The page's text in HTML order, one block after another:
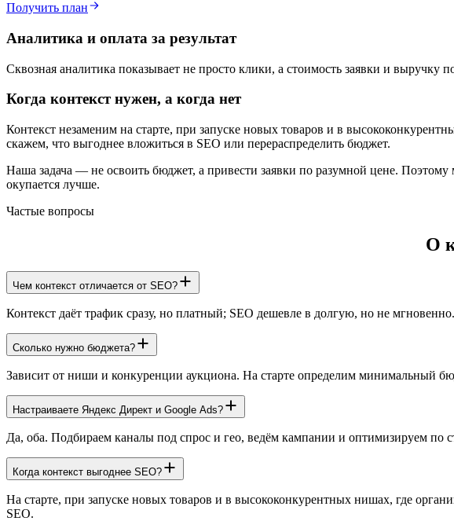
Получить план
Аналитика и оплата за результат
Сквозная аналитика показывает не просто клики, а стоимость заявки и выручку
Когда контекст нужен, а когда нет
Контекст незаменим на старте, при запуске новых товаров и в
скажем, что выгоднее вложиться в SEO или перераспределить бюджет.
Наша задача — не освоить бюджет, а привести заявки по разумной цене.
окупается лучше.
Частые вопросы
О
Чем контекст отличается от SEO?
Контекст даёт трафик сразу, но платный; SEO дешевле в долгую, но не
Сколько нужно бюджета?
Зависит от ниши и конкуренции аукциона. На старте определим минимальный
Настраиваете Яндекс Директ и Google Ads?
Да, оба. Подбираем каналы под спрос и гео, ведём кампании и оптимизируем по
Когда контекст выгоднее SEO?
На старте, при запуске новых товаров и в высококонкурентных нишах, где
SEO.